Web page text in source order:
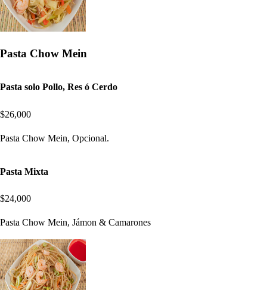
Pasta Chow Mein
Pasta solo Pollo, Res ó Cerdo
$26,000
Pasta Chow Mein, Opcional.
Pasta Mixta
$24,000
Pasta Chow Mein, Jámon & Camarones